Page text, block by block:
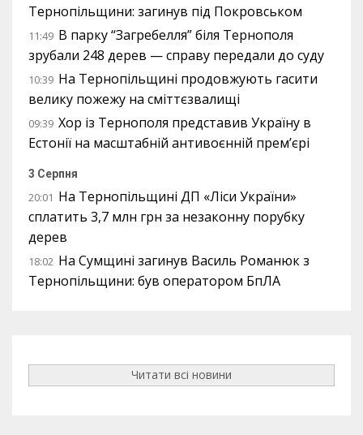
Тернопільщини: загинув під Покровськом
11:49 В парку “Загребелля” біля Тернополя
зрубали 248 дерев — справу передали до суду
10:39 На Тернопільщині продовжують гасити
велику пожежу на сміттєзвалищі
09:39 Хор із Тернополя представив Україну в
Естонії на масштабній антивоєнній прем’єрі
3 Серпня
20:01 На Тернопільщині ДП «Ліси України»
сплатить 3,7 млн грн за незаконну порубку
дерев
18:02 На Сумщині загинув Василь Романюк з
Тернопільщини: був оператором БпЛА
Читати всі новини